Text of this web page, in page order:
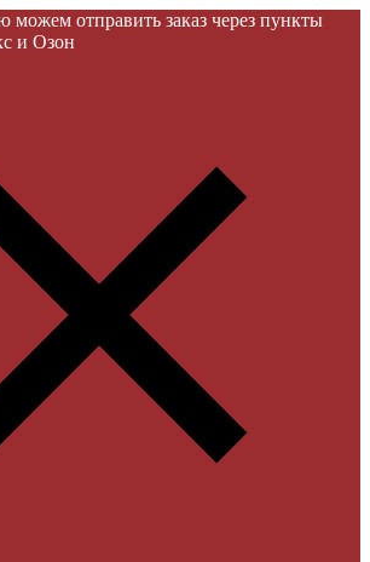
отправить заказ через пункты
и Озон